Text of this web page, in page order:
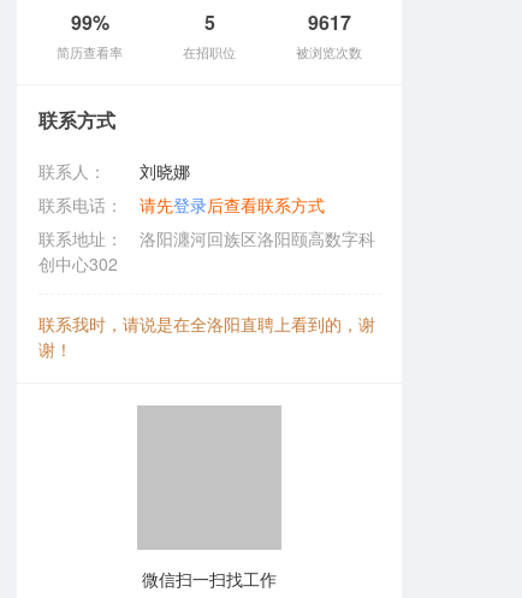
99%
简历查看率
5
在招职位
9617
被浏览次数
联系方式
联系人：
刘晓娜
联系电话：
请先登录后查看联系方式
联系地址：
洛阳瀍河回族区洛阳颐高数字科
创中心302
联系我时，请说是在全洛阳直聘上看到的，谢
谢！
微信扫一扫找工作